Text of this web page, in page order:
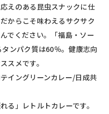
えのある昆虫スナックに仕
からこそ味わえるサクサク
でください。「福島・ソー
ンパク質は60％。健康志向
スメです。
イングリーンカレー/日成共
る」レトルトカレーです。